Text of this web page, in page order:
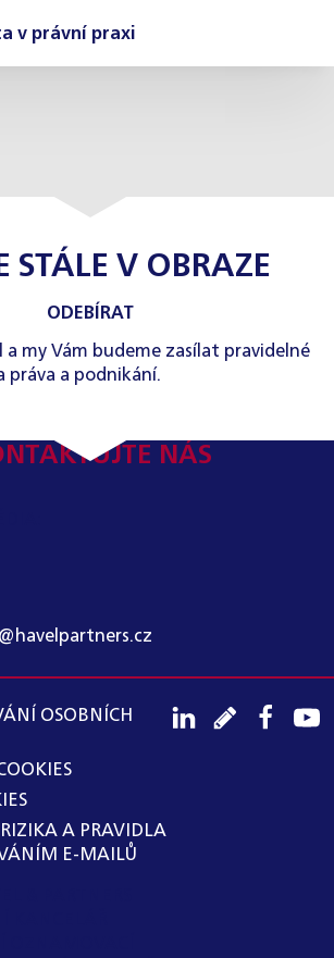
v právní praxi
STÁLE V OBRAZE
ODEBÍRAT
a my Vám budeme zasílat pravidelné
práva a podnikání.
NÁS
OSOBNÍCH
A PRAVIDLA
E-MAILŮ